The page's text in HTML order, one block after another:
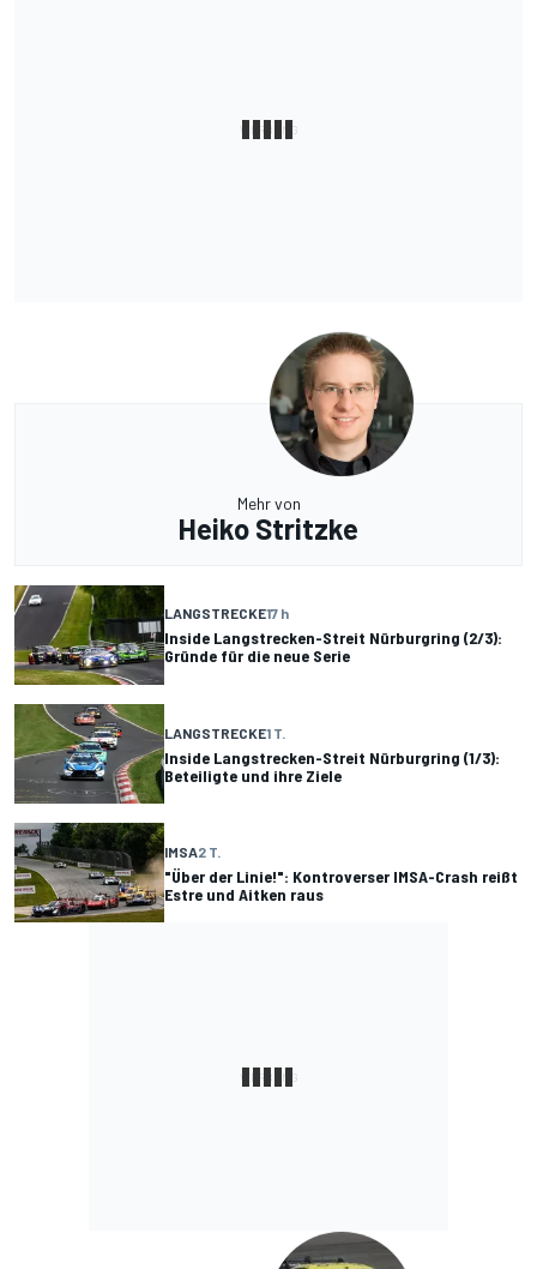
Mehr von
Heiko Stritzke
LANGSTRECKE17 h
Inside Langstrecken-Streit Nürburgring (2/3):
Gründe für die neue Serie
LANGSTRECKE1 T.
Inside Langstrecken-Streit Nürburgring (1/3):
Beteiligte und ihre Ziele
IMSA2 T.
"Über der Linie!": Kontroverser IMSA-Crash reißt
Estre und Aitken raus